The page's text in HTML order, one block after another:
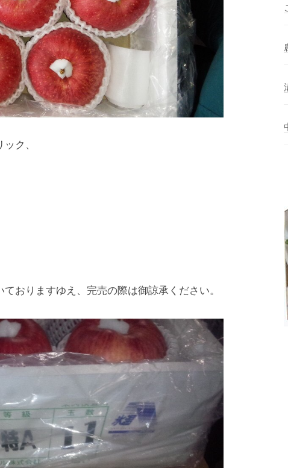
ク、
おりますゆえ、完売の際は御諒承ください。